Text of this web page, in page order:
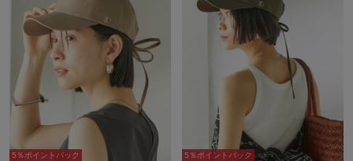
5％ポイントバック
5％ポイントバック